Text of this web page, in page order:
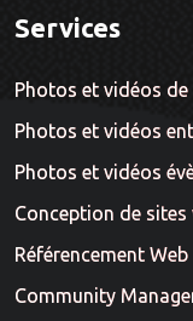
Services
Photos et vidéos
Photos et vidéos
Photos et vidéos
Conception de sites
Référencement Web
Community